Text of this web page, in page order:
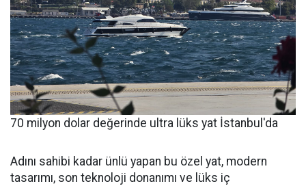
70 milyon dolar değerinde ultra lüks yat İstanbul'da
Adını sahibi kadar ünlü yapan bu özel yat, modern
tasarımı, son teknoloji donanımı ve lüks iç